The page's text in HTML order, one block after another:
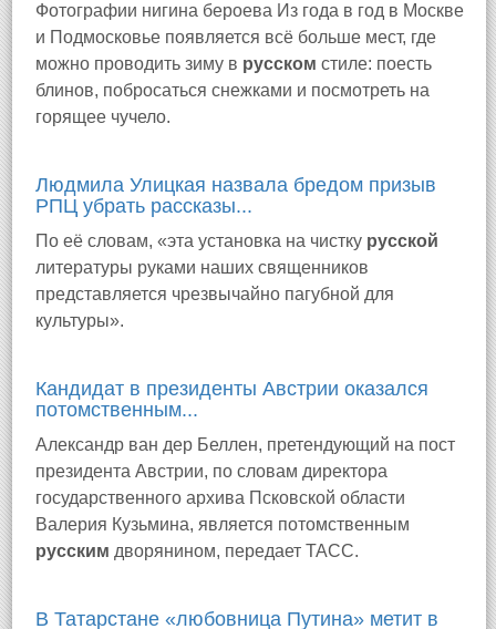
Фотографии нигина бероева Из года в год в Москве
и Подмосковье появляется всё больше мест, где
можно проводить зиму в русском стиле: поесть
блинов, побросаться снежками и посмотреть на
горящее чучело.
Людмила Улицкая назвала бредом призыв
РПЦ убрать рассказы...
По её словам, «эта установка на чистку русской
литературы руками наших священников
представляется чрезвычайно пагубной для
культуры».
Кандидат в президенты Австрии оказался
потомственным...
Александр ван дер Беллен, претендующий на пост
президента Австрии, по словам директора
государственного архива Псковской области
Валерия Кузьмина, является потомственным
русским дворянином, передает ТАСС.
В Татарстане «любовница Путина» метит в